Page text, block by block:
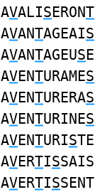
AVALISERONT
AVANTAGEAIS
AVANTAGEUSE
AVENTURAMES
AVENTURERAS
AVENTURINES
VENTURISTE
AVERTISSAIS
VERTISSENT